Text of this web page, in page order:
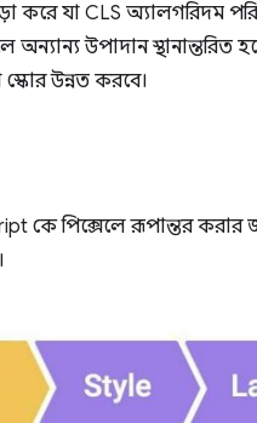
করে যা CLS অ্যালগরিদম
অন্যান্য উপাদান
উন্নত করবে।
কে পিক্সেলে রূপান্তর করার